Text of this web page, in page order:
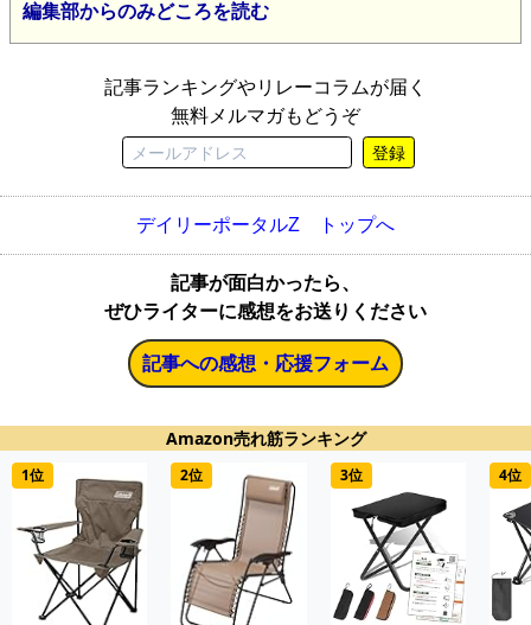
編集部からのみどころを読む
記事ランキングやリレーコラムが届く
無料メルマガもどうぞ
登録
デイリーポータルZ トップへ
記事が面白かったら、
ぜひライターに感想をお送りください
記事への感想・応援フォーム
Amazon売れ筋ランキング
1位 2位 3位 4位